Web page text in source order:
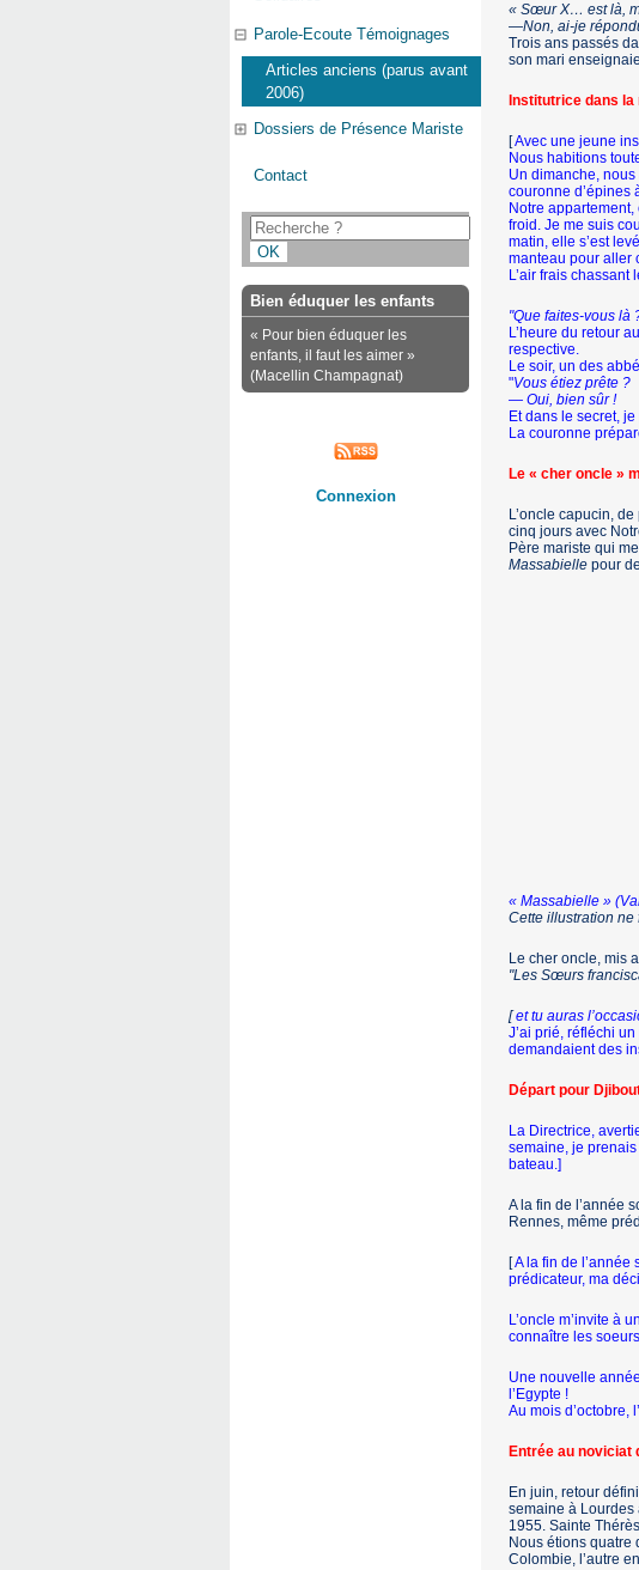
« Sœur X… est là,
—Non, ai-je
Trois ans passés
son mari
Institutrice dans
[Avec une jeune
Nous habitions
Un dimanche, nous
couronne d’épines
Notre
froid. Je me suis
matin, elle s’est
manteau pour aller
L’air frais
"Que faites-vous là
L’heure du retour
respective.
Le soir, un des
"Vous étiez prête ?
— Oui, bien sûr !
Et dans le secret,
La couronne
Le « cher oncle »
L’oncle capucin,
cinq jours avec
Père mariste qui
Massabiellepour
« Massabielle »
Cette illustration ne
Le cher oncle, mis
"Les Sœurs
[et tu auras
J’ai prié, réfléchi
demandaient des
Départ pour
La Directrice,
semaine, je
bateau.]
A la fin de l’année
Rennes, même
[A la fin de l’année
prédicateur, ma
L’oncle m’invite à
connaître les
Une nouvelle
l’Egypte !
Au mois d’octobre,
Entrée au noviciat
En juin, retour
semaine à Lourdes
1955. Sainte
Nous étions quatre
Colombie, l’autre
Parole-Ecoute Témoignages
Articles anciens (parus avant
2006)
Dossiers de Présence Mariste
Contact
Bien éduquer les enfants
« Pour bien éduquer les
enfants, il faut les aimer »
(Macellin Champagnat)
Connexion